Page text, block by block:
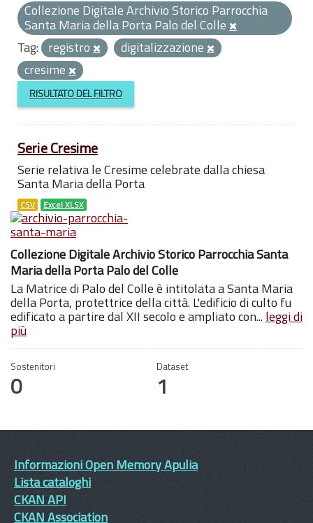
Collezione Digitale Archivio Storico Parrocchia
Santa Maria della Porta Palo del Colle
Tag: registro
digitalizzazione
cresime
RISULTATO DEL FILTRO
Serie Cresime
Serie relativa le Cresime celebrate dalla chiesa
Santa Maria della Porta
CSV Excel XLSX
Collezione Digitale Archivio Storico Parrocchia Santa
Maria della Porta Palo del Colle
La Matrice di Palo del Colle è intitolata a Santa Maria
della Porta, protettrice della città. L'edificio di culto fu
edificato a partire dal XII secolo e ampliato con...leggi di
più
Sostenitori
0
Dataset
1
Informazioni Open Memory Apulia
Lista cataloghi
CKAN API
CKAN Association